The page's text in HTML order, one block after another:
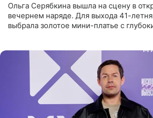
Ольга Серябкина вышла на сцену в
вечернем наряде. Для выхода 41-
выбрала золотое мини-платье с